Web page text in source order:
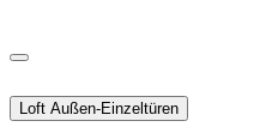
Loft Außen-Einzeltüren